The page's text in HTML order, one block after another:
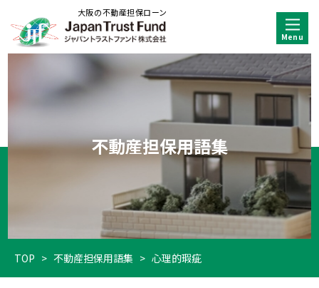
大阪の不動産担保ローン
不動産担保用語集
TOP > 不動産担保用語集 > 心理的瑕疵